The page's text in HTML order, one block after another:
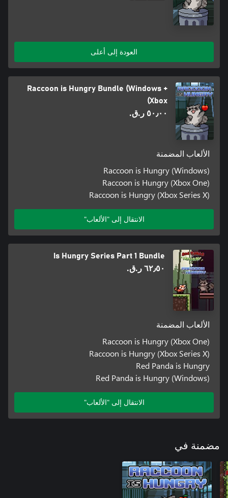
العودة إلى أعلى
Raccoon is Hungry Bundle (Windows +
Xbox)
٥٠٫٠٠ ر.ق.‏
الألعاب المضمنة
Raccoon is Hungry (Windows)
Raccoon is Hungry (Xbox One)
Raccoon is Hungry (Xbox Series X)
الانتقال إلى "الألعاب"
Is Hungry Series Part 1 Bundle
٦٢٫٥٠ ر.ق.‏
الألعاب المضمنة
Raccoon is Hungry (Xbox One)
Raccoon is Hungry (Xbox Series X)
Red Panda is Hungry
Red Panda is Hungry (Windows)
الانتقال إلى "الألعاب"
مضمنة في